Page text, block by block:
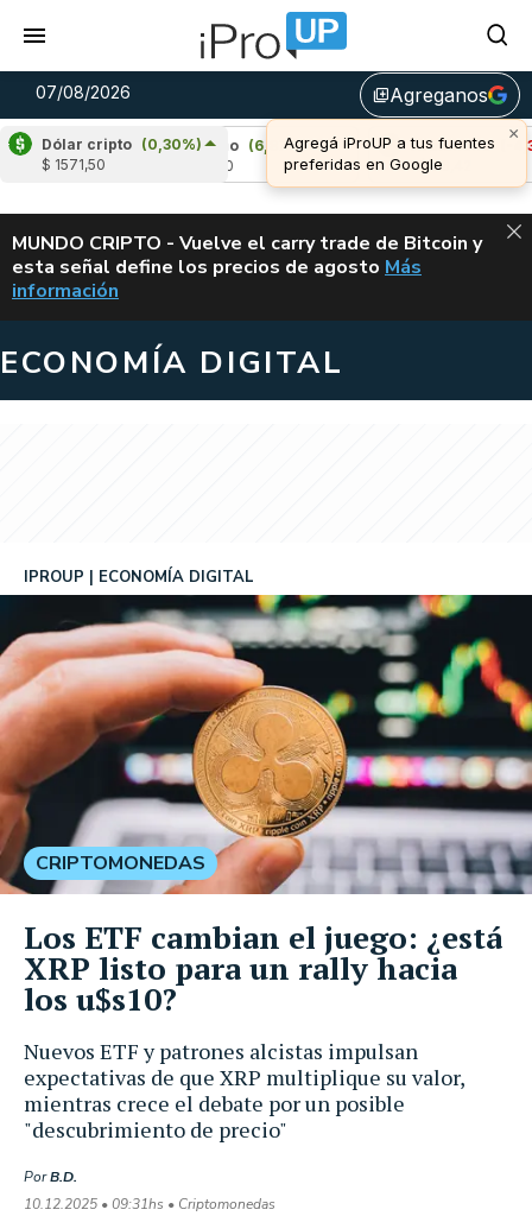
07/08/2026 library_addAgreganos
×
Agregá iProUP a tus fuentes
preferidas en Google
Dólar cripto (0,30%)
$ 1571,50
Cardano
(6,87%)
Avalanche (-
u$s 6,42
ALERTA
MUNDO CRIPTO - Vuelve el carry trade de Bitcoin y
esta señal define los precios de agosto VUELVE EL
Más
información
ECONOMÍA DIGITAL
Nuevos ETF y patrones alcistas impulsan
expectativas de que XRP multiplique su valor,
mientras crece el debate por un posible
"descubrimiento de precio"
IPROUP ECONOMÍA DIGITAL
PorB.D.
10.12.2025 • 09:31hs • Criptomonedas
CRIPTOMONEDAS
Los ETF cambian el juego: ¿está
XRP listo para un rally hacia
los u$s10?